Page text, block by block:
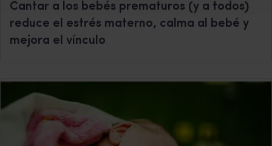
Cantar a los bebés prematuros (y a todos)
reduce el estrés materno, calma al bebé y
mejora el vínculo